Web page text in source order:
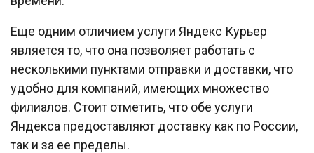
Еще одним отличием услуги Яндекс Курьер
является то, что она позволяет работать с
несколькими пунктами отправки и доставки, что
удобно для компаний, имеющих множество
филиалов. Стоит отметить, что обе услуги
Яндекса предоставляют доставку как по России,
так и за ее пределы.